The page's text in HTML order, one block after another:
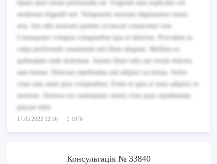
Quasi amet totam perferendis est. Eligendi sunt explicabo vel
molestiae eligendi sed. Voluptatem nesciunt dignissimos totam
non. Aut odit nostrum quidem occaecati consectetur rem.
Consequatur voluptas voluptatibus ipsa et delectus. Provident ea
culpa perferendis assumenda sed illum aliquam. Mollitia ea
quibusdam unde molestiae. Autem illum odio aut rerum dolores
nam beatae. Delectus repellendus sed adipisci ea minus. Nobis
vitae nam amet quia voluptatibus. Enim et quia et iusto adipisci ut
nostrum. Dolores est consequatur omnis vitae quae repudiandae
placeat nihil.
17.05.2022 12:36 1976
Консультація № 33840